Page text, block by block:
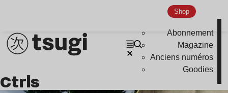
Shop
Abonnement
Magazine
Anciens numéros
Goodies
Ctrls